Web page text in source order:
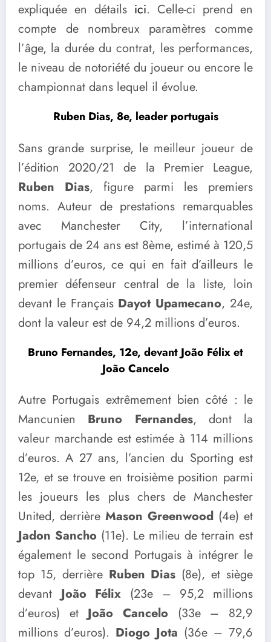
expliquée en détails ici. Celle-ci prend en
compte de nombreux paramètres comme
l’âge, la durée du contrat, les performances,
le niveau de notoriété du joueur ou encore le
championnat dans lequel il évolue.
Ruben Dias, 8e, leader portugais
Sans grande surprise, le meilleur joueur de
l’édition 2020/21 de la Premier League,
Ruben Dias, figure parmi les premiers
noms. Auteur de prestations remarquables
avec Manchester City, l’international
portugais de 24 ans est 8ème, estimé à 120,5
millions d’euros, ce qui en fait d’ailleurs le
premier défenseur central de la liste, loin
devant le FrançaisDayot Upamecano, 24e,
dont la valeur est de 94,2 millions d’euros.
Bruno Fernandes, 12e, devant João Félix et
João Cancelo
Autre Portugais extrêmement bien côté : le
Mancunien Bruno Fernandes, dont la
valeur marchande est estimée à 114 millions
d’euros. A 27 ans, l’ancien du Sporting est
12e, et se trouve en troisième position parmi
les joueurs les plus chers de Manchester
United, derrière Mason Greenwood (4e) et
Jadon Sancho (11e). Le milieu de terrain est
également le second Portugais à intégrer le
top 15, derrière Ruben Dias (8e), et siège
devantJoão Félix (23e – 95,2 millions
d’euros) etJoão Cancelo (33e – 82,9
millions d’euros). Diogo Jota (36e – 79,6